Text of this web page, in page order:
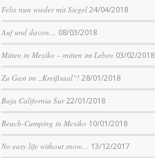
Felix nun wieder mit Siegel 24/04/2018
Auf und davon… 08/03/2018
Mitten in Mexiko – mitten im Leben 03/02/2018
Zu Gast im „Kreißsaal“! 28/01/2018
Baja California Sur 22/01/2018
Beach-Camping in Mexiko 10/01/2018
No easy life without snow… 13/12/2017